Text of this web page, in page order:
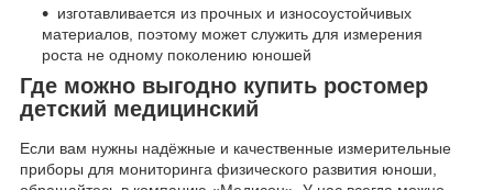
изготавливается из прочных и износоустойчивых
материалов, поэтому может служить для измерения
роста не одному поколению юношей
Где можно выгодно купить ростомер
детский медицинский
Если вам нужны надёжные и качественные измерительные
приборы для мониторинга физического развития юноши,